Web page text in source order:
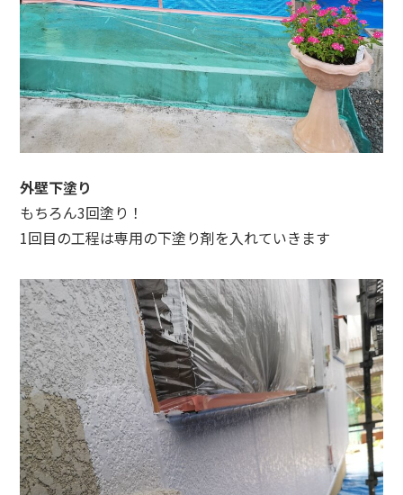
外壁下塗り
もちろん3回塗り！
1回目の工程は専用の下塗り剤を入れていきます